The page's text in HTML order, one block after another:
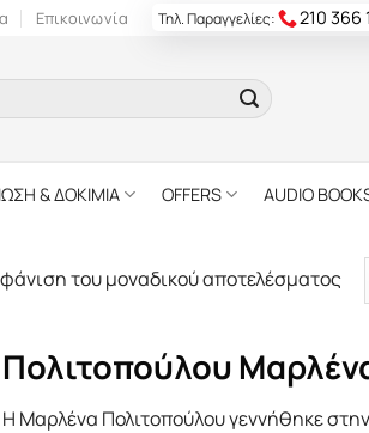
Επικοινωνία Τηλ. Παραγγελίες: 210 366
& ΔΟΚΙΜΙΑ OFFERS AUDIO
του μοναδικού αποτελέσματος
Πολιτοπούλου
Η Μαρλένα Πολιτοπούλου γεννήθηκε